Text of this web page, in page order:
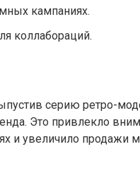
кампаниях.
коллабораций.
серию ретро-
Это привлекло
и увеличило продажи